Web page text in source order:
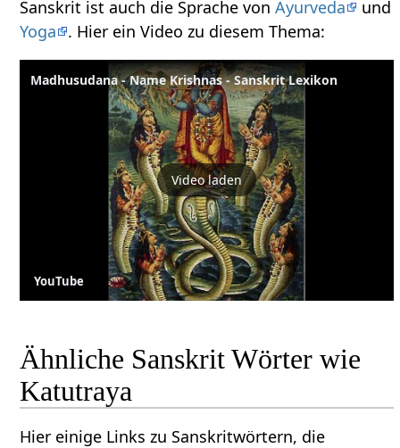
Sanskrit ist auch die Sprache vonAyurveda
und
Yoga
. Hier ein Video zu diesem Thema:
Madhusudana - Name Krishnas - Sanskrit Lexikon
Video laden
YouTube
Ähnliche Sanskrit Wörter wie
Katutraya
Hier einige Links zu Sanskritwörtern, die